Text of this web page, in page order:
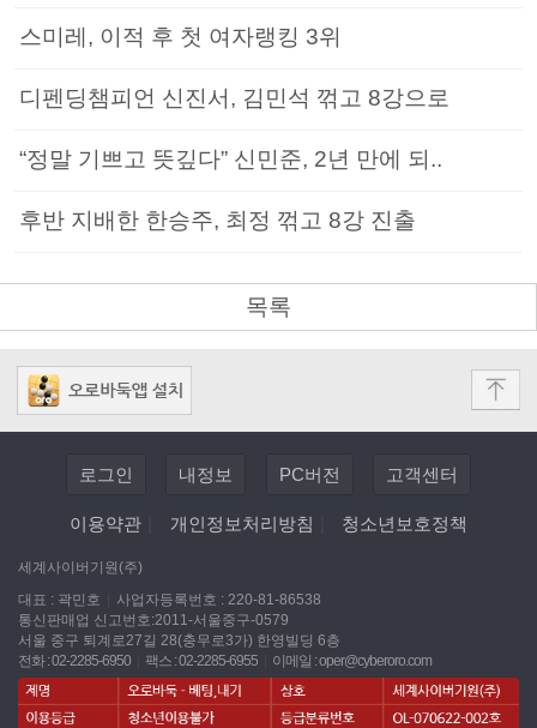
스미레, 이적 후 첫 여자랭킹 3위
디펜딩챔피언 신진서, 김민석 꺾고 8강으로
“정말 기쁘고 뜻깊다” 신민준, 2년 만에 되..
후반 지배한 한승주, 최정 꺾고 8강 진출
목록
로그인 내정보 PC버전 고객센터
이용약관 개인정보처리방침 청소년보호정책
세계사이버기원(주)
대표 : 곽민호
사업자등록번호 : 220-81-86538
통신판매업 신고번호:2011-서울중구-0579
서울 중구 퇴계로27길 28(충무로3가) 한영빌딩 6층
전화 : 02-2285-6950
팩스 : 02-2285-6955 이메일 :oper@cyberoro.com